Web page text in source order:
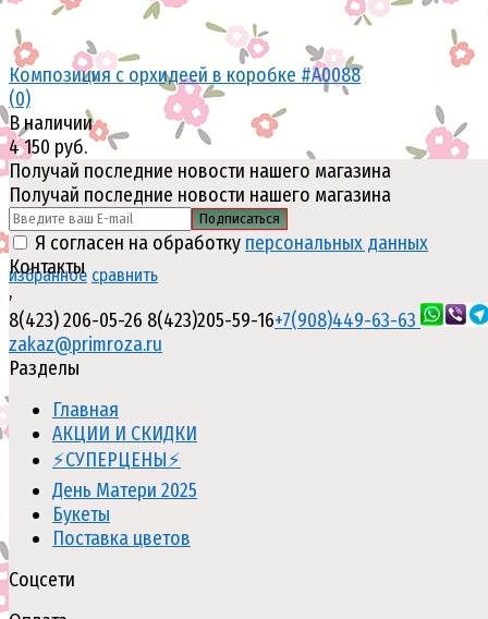
избранное сравнить
Композиция с орхидеей в коробке #А0088
(0)
В наличии
4 150 руб.
Получай последние новости нашего магазина
Получай последние новости нашего магазина
Подписаться
Я согласен на обработку персональных данных
Контакты
,
8(423) 206-05-26 8(423)205-59-16+7(908)449-63-63
zakaz@primroza.ru
Разделы
Главная
АКЦИИ И СКИДКИ
⚡СУПЕРЦЕНЫ⚡
День Матери 2025
Букеты
Поставка цветов
Соцсети